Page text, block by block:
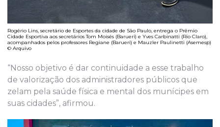
Rogério Lins, secretário de Esportes da cidade de São Paulo, entrega o Prêmio
Cidade Esportiva aos secretários Tom Moisés (Barueri) e Yves Carbinatti (Rio Claro),
acompanhados pelos professores Regiane (Barueri) e Mauzler Paulinetti (Asemesp)
© Arquivo
“Nosso objetivo é dar continuidade a esse trabalho
de valorização dos administradores públicos que
zelam pela saúde física e mental dos munícipes em
suas cidades”, afirmou.